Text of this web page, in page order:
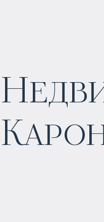
$ 91 515
Прогнозируемый доход
8% годовых